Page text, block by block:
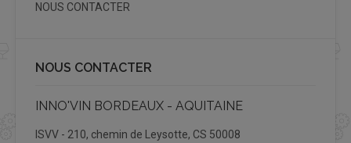
NOUS CONTACTER
NOUS CONTACTER
INNO'VIN BORDEAUX - AQUITAINE
ISVV - 210, chemin de Leysotte, CS 50008